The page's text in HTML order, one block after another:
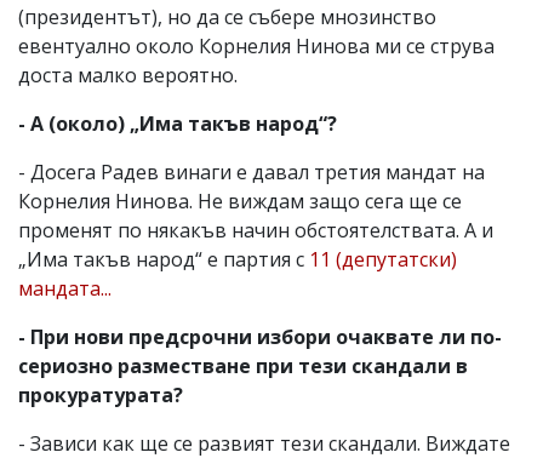
(президентът), но да се събере мнозинство
евентуално около Корнелия Нинова ми се струва
доста малко вероятно.
- А (около) „Има такъв народ“?
- Досега Радев винаги е давал третия мандат на
Корнелия Нинова. Не виждам защо сега ще се
променят по някакъв начин обстоятелствата. А и
„Има такъв народ“ е партия с 11 (депутатски)
мандата...
- При нови предсрочни избори очаквате ли по-
сериозно разместване при тези скандали в
прокуратурата?
- Зависи как ще се развият тези скандали. Виждате